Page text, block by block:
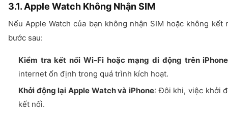
3.1. Apple Watch Không Nhận SIM
Nếu Apple Watch của bạn không nhận SIM hoặc không
bước sau:
Kiểm tra kết nối Wi-Fi hoặc mạng di động trên iPhone
internet ổn định trong quá trình kích hoạt.
Khởi động lại Apple Watch và iPhone: Đôi khi, việc khởi
kết nối.